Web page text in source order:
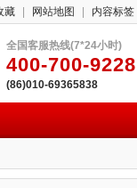
藏 网站地图 内容标签
全国客服热线(7*24小时)
400-700-9228
(86)010-69365838